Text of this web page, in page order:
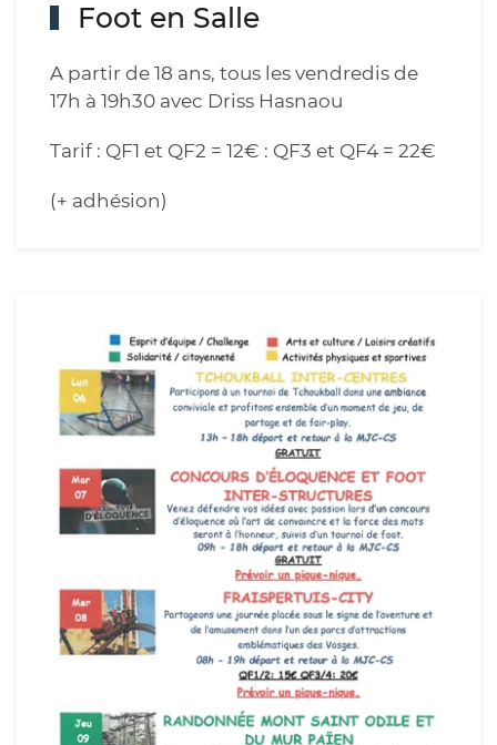
Foot en Salle
A partir de 18 ans, tous les vendredis de
17h à 19h30 avec Driss Hasnaou
Tarif : QF1 et QF2 = 12€ : QF3 et QF4 = 22€
(+ adhésion)